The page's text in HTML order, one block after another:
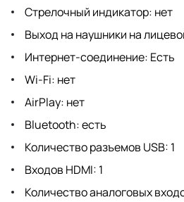
Стрелочный индикатор: нет
Выход на наушники на
Интернет-соединение: Есть
Wi-Fi: нет
AirPlay: нет
Bluetooth: есть
Количество разъемов USB: 1
Входов HDMI: 1
Количество аналоговых